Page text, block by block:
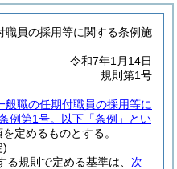
職員の採用等に関する条例施
令和7年1月14日
規則第1号
般職の任期付職員の採用等に
例第1号。以下「条例」とい
定めるものとする。
)
る規則で定める基準は、 次